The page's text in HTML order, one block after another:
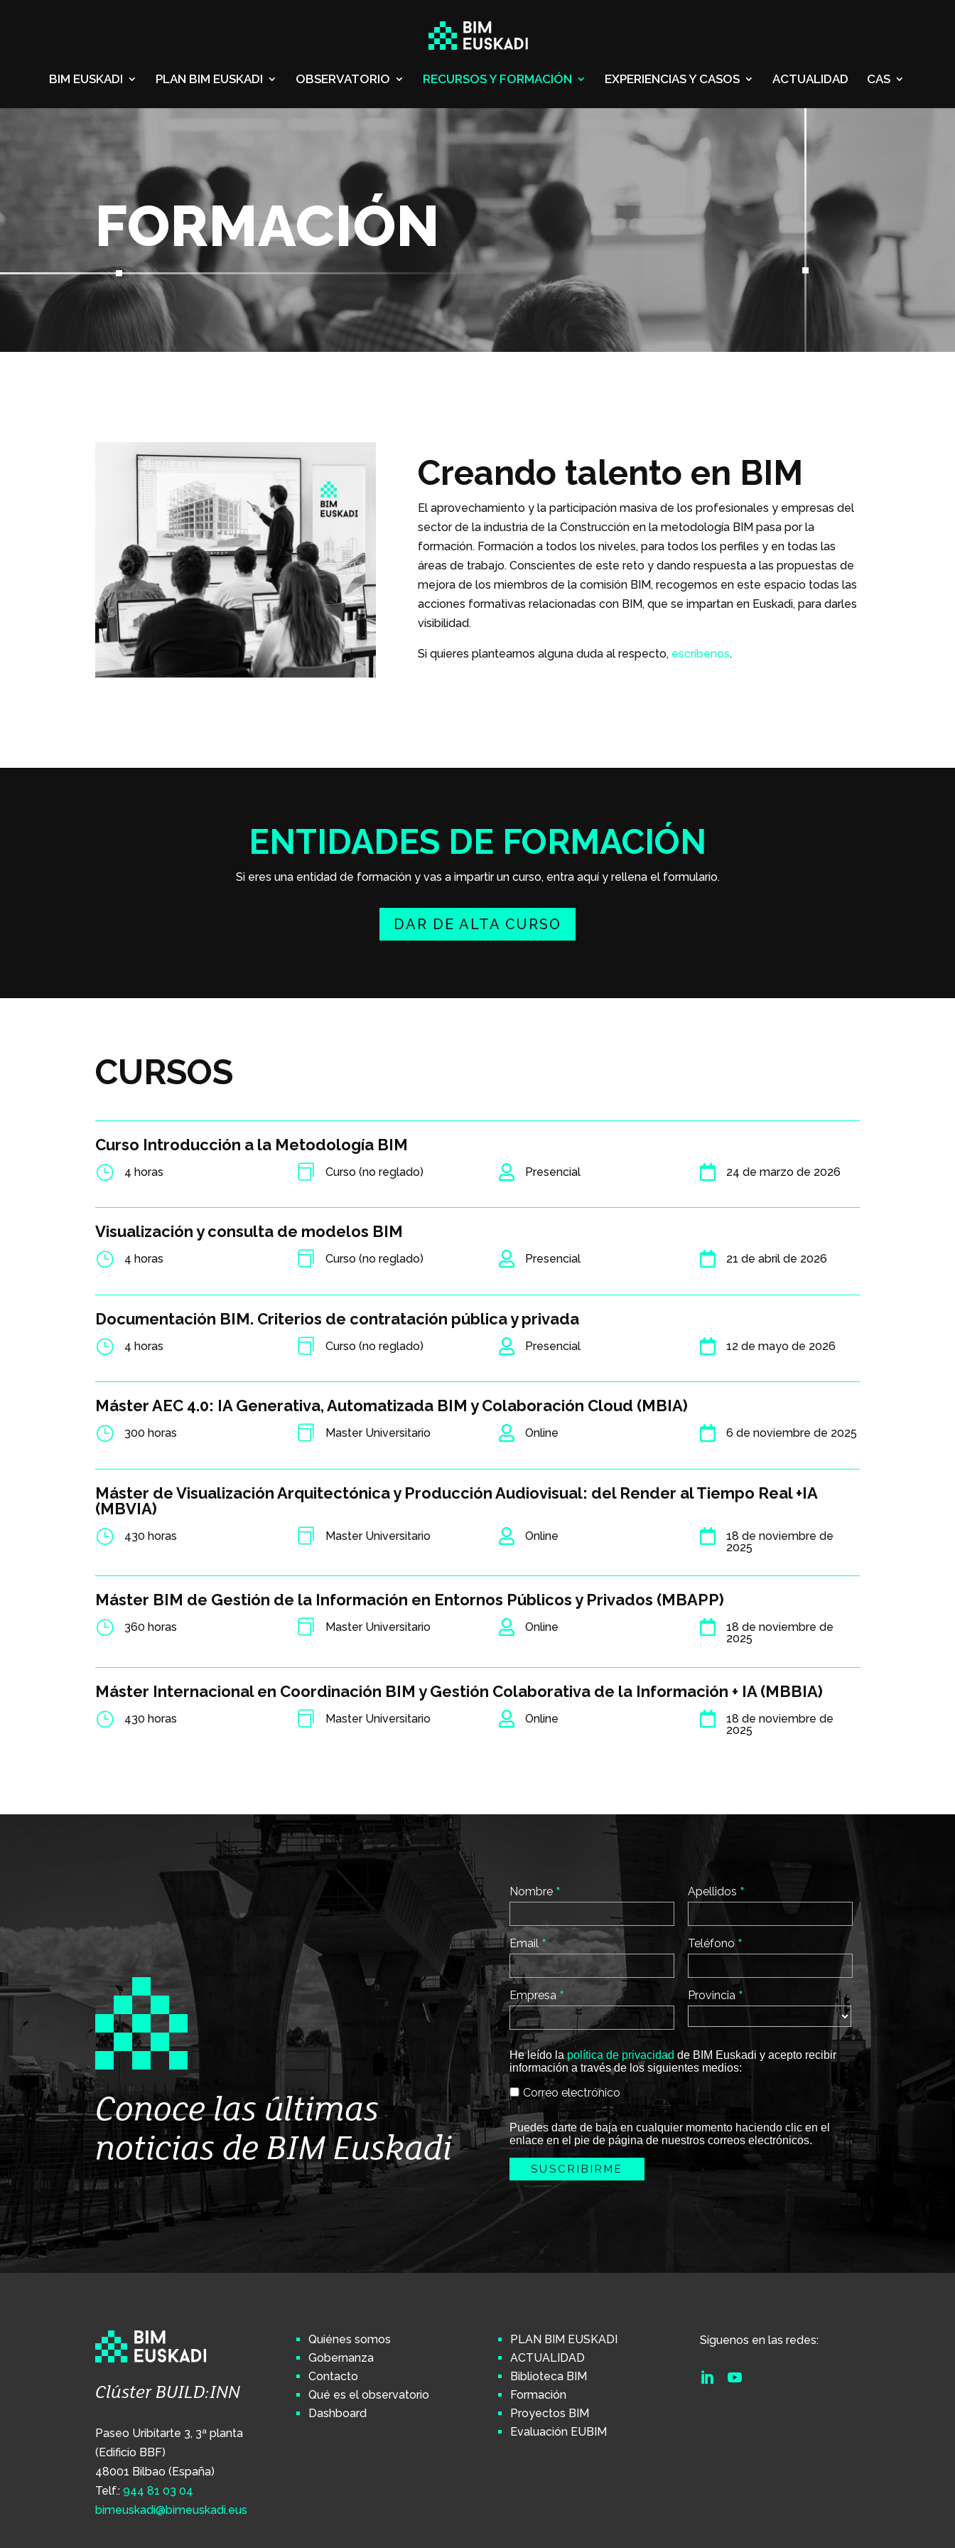
BIM EUSKADI PLAN BIM EUSKADI OBSERVATORIO RECURSOS Y FORMACIÓN EXPERIENCIAS Y CASOS ACTUALIDAD CAS
FORMACIÓN
Creando talento en BIM
El aprovechamiento y la participación masiva de los profesionales y empresas del
sector de la industria de la Construcción en la metodología BIM pasa por la
formación. Formación a todos los niveles, para todos los perfiles y en todas las
áreas de trabajo. Conscientes de este reto y dando respuesta a las propuestas de
mejora de los miembros de la comisión BIM, recogemos en este espacio todas las
acciones formativas relacionadas con BIM, que se impartan en Euskadi, para darles
visibilidad.
Si quieres plantearnos alguna duda al respecto, escríbenos.
ENTIDADES DE FORMACIÓN
Si eres una entidad de formación y vas a impartir un curso, entra aquí y rellena el formulario.
DAR DE ALTA CURSO
CURSOS
Curso Introducción a la Metodología BIM
} 4 horas  Curso (no reglado)  Presencial  24 de marzo de 2026
Visualización y consulta de modelos BIM
} 4 horas  Curso (no reglado)  Presencial  21 de abril de 2026
Documentación BIM. Criterios de contratación pública y privada
} 4 horas  Curso (no reglado)  Presencial  12 de mayo de 2026
Máster AEC 4.0: IA Generativa, Automatizada BIM y Colaboración Cloud (MBIA)
} 300 horas  Master Universitario  Online  6 de noviembre de 2025
Máster de Visualización Arquitectónica y Producción Audiovisual: del Render al Tiempo Real +IA
(MBVIA)
} 430 horas  Master Universitario  Online 
18 de noviembre de
2025
Máster BIM de Gestión de la Información en Entornos Públicos y Privados (MBAPP)
} 360 horas  Master Universitario  Online 
18 de noviembre de
2025
Máster Internacional en Coordinación BIM y Gestión Colaborativa de la Información + IA (MBBIA)
} 430 horas  Master Universitario  Online 
18 de noviembre de
2025
Conoce las últimas
noticias de BIM Euskadi
Nombre *
Email *
Empresa *
Apellidos *
Teléfono *
Provincia *
He leído la política de privacidad de BIM Euskadi y acepto recibir
información a través de los siguientes medios:
Correo electrónico
Puedes darte de baja en cualquier momento haciendo clic en el
enlace en el pie de página de nuestros correos electrónicos.
Clúster BUILD:INN
Paseo Uribitarte 3, 3ª planta
(Edificio BBF)
48001 Bilbao (España)
Telf.:944 81 03 04
bimeuskadi@bimeuskadi.eus
Quiénes somos
Gobernanza
Contacto
Qué es el observatorio
Dashboard
PLAN BIM EUSKADI
ACTUALIDAD
Biblioteca BIM
Formación
Proyectos BIM
Evaluación EUBIM
Síguenos en las redes:
 